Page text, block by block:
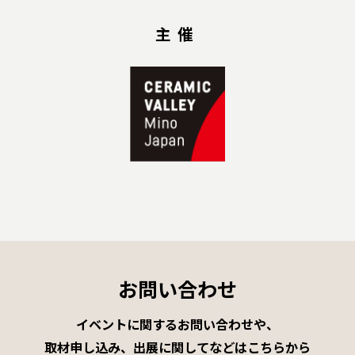
主催
お問い合わせ
イベントに関するお問い合わせや、
取材申し込み、出展に関してなどはこちらから